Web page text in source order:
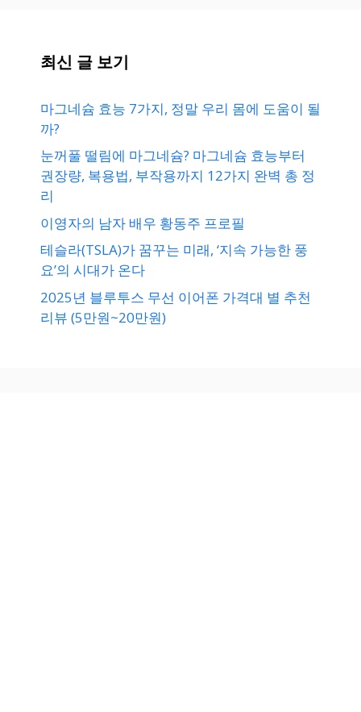
최신 글 보기
마그네슘 효능 7가지, 정말 우리 몸에 도움이 될
까?
눈꺼풀 떨림에 마그네슘? 마그네슘 효능부터
권장량, 복용법, 부작용까지 12가지 완벽 총 정
리
이영자의 남자 배우 황동주 프로필
테슬라(TSLA)가 꿈꾸는 미래, ‘지속 가능한 풍
요’의 시대가 온다
2025년 블루투스 무선 이어폰 가격대 별 추천
리뷰 (5만원~20만원)